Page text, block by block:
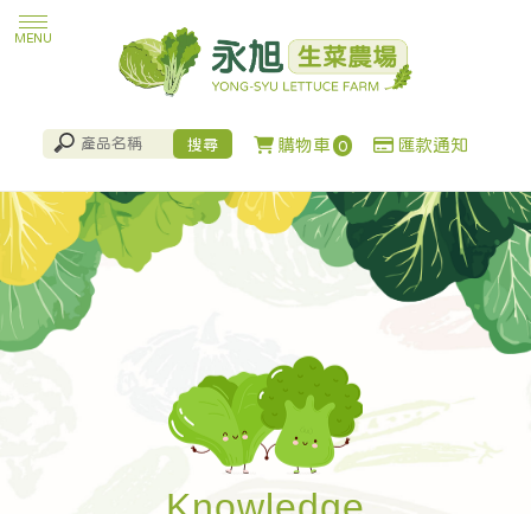
購物車 0 匯款通知